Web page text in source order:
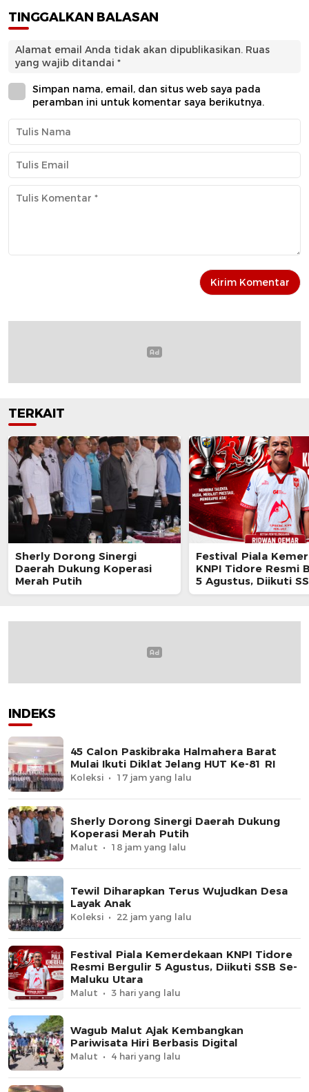
TINGGALKAN BALASAN
Alamat email Anda tidak akan dipublikasikan. Ruas
yang wajib ditandai *
Simpan nama, email, dan situs web saya pada
peramban ini untuk komentar saya berikutnya.
TERKAIT
Sherly Dorong Sinergi
Daerah Dukung Koperasi
Merah Putih
Festival Piala
KNPI Tidore Resmi
5 Agustus, Diikuti
Maluku Utara
INDEKS
45 Calon Paskibraka Halmahera Barat
Mulai Ikuti Diklat Jelang HUT Ke-81 RI
Koleksi 17 jam yang lalu
Sherly Dorong Sinergi Daerah Dukung
Koperasi Merah Putih
Malut 18 jam yang lalu
Tewil Diharapkan Terus Wujudkan Desa
Layak Anak
Koleksi 22 jam yang lalu
Festival Piala Kemerdekaan KNPI Tidore
Resmi Bergulir 5 Agustus, Diikuti SSB Se-
Maluku Utara
Malut 3 hari yang lalu
Wagub Malut Ajak Kembangkan
Pariwisata Hiri Berbasis Digital
Malut 4 hari yang lalu